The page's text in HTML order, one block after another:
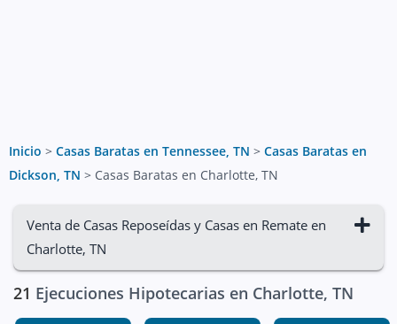
Inicio > Casas Baratas en Tennessee, TN > Casas Baratas en
Dickson, TN > Casas Baratas en Charlotte, TN
Venta de Casas Reposeídas y Casas en Remate en
Charlotte, TN
21 Ejecuciones Hipotecarias en Charlotte, TN